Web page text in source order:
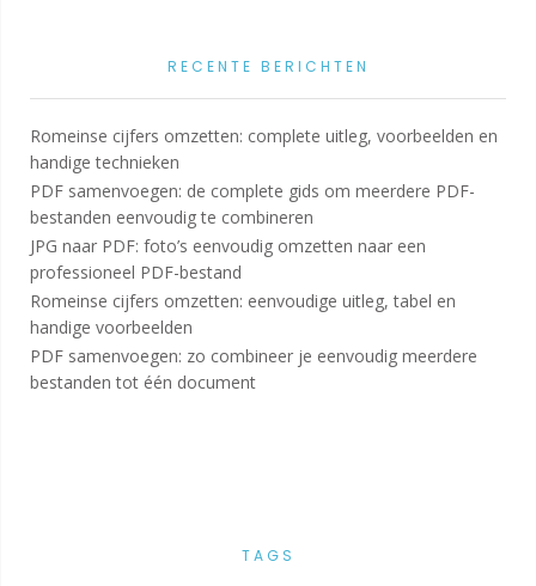
RECENTE BERICHTEN
Romeinse cijfers omzetten: complete uitleg, voorbeelden en
handige technieken
PDF samenvoegen: de complete gids om meerdere PDF-
bestanden eenvoudig te combineren
JPG naar PDF: foto’s eenvoudig omzetten naar een
professioneel PDF-bestand
Romeinse cijfers omzetten: eenvoudige uitleg, tabel en
handige voorbeelden
PDF samenvoegen: zo combineer je eenvoudig meerdere
bestanden tot één document
TAGS